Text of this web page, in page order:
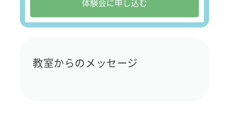
体験会に申し込む
教室からのメッセージ